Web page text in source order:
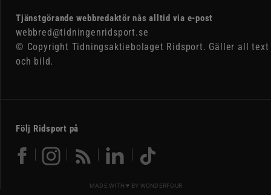
Tjänstgörande webbredaktör nås alltid via e-post
webbred@tidningenridsport.se
© Copyright Tidningsaktiebolaget Ridsport. Gäller all text
och bild.
Följ Ridsport på
MADE WITH ♥ BY WONDERFOUR